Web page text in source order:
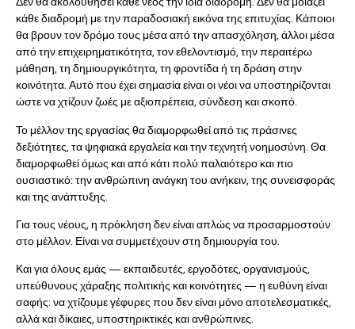
κάθε διαδρομή με την παραδοσιακή εικόνα της επιτυχίας. Κάποιοι
θα βρουν τον δρόμο τους μέσα από την απασχόληση, άλλοι μέσα
από την επιχειρηματικότητα, τον εθελοντισμό, την περαιτέρω
μάθηση, τη δημιουργικότητα, τη φροντίδα ή τη δράση στην
κοινότητα. Αυτό που έχει σημασία είναι οι νέοι να υποστηρίζονται
ώστε να χτίζουν ζωές με αξιοπρέπεια, σύνδεση και σκοπό.
Το μέλλον της εργασίας θα διαμορφωθεί από τις πράσινες
δεξιότητες, τα ψηφιακά εργαλεία και την τεχνητή νοημοσύνη. Θα
διαμορφωθεί όμως και από κάτι πολύ παλαιότερο και πιο
ουσιαστικό: την ανθρώπινη ανάγκη του ανήκειν, της συνεισφοράς
και της ανάπτυξης.
Για τους νέους, η πρόκληση δεν είναι απλώς να προσαρμοστούν
στο μέλλον. Είναι να συμμετέχουν στη δημιουργία του.
Και για όλους εμάς — εκπαιδευτές, εργοδότες, οργανισμούς,
υπεύθυνους χάραξης πολιτικής και κοινότητες — η ευθύνη είναι
σαφής: να χτίζουμε γέφυρες που δεν είναι μόνο αποτελεσματικές,
αλλά και δίκαιες, υποστηρικτικές και ανθρώπινες.